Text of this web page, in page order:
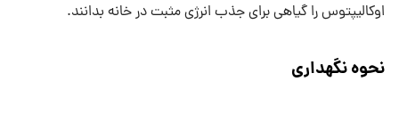
اوکالیپتوس را گیاهی برای جذب انرژی مثبت در خانه بدانند.
نحوه نگهداری